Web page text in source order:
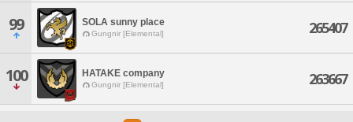
99 SOLA sunny place
Gungnir [Elemental] 265407
100 HATAKE company
Gungnir [Elemental] 263667